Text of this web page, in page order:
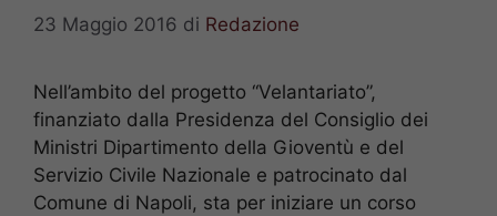
23 Maggio 2016 di Redazione
Nell’ambito del progetto “Velantariato”,
finanziato dalla Presidenza del Consiglio dei
Ministri Dipartimento della Gioventù e del
Servizio Civile Nazionale e patrocinato dal
Comune di Napoli, sta per iniziare un corso